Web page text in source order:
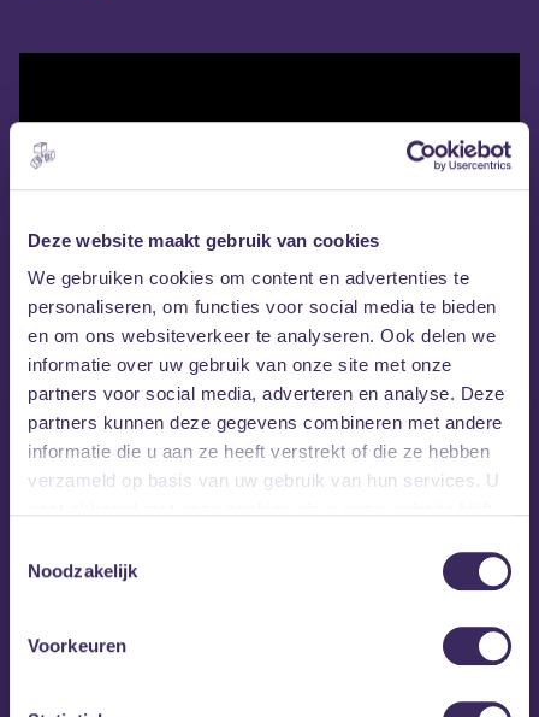
Deze website maakt gebruik van cookies
We gebruiken cookies om content en advertenties te
personaliseren, om functies voor social media te bieden
en om ons websiteverkeer te analyseren. Ook delen we
informatie over uw gebruik van onze site met onze
partners voor social media, adverteren en analyse. Deze
partners kunnen deze gegevens combineren met andere
informatie die u aan ze heeft verstrekt of die ze hebben
verzameld op basis van uw gebruik van hun services. U
Noodzakelijk
Voorkeuren
MEZZ tipt